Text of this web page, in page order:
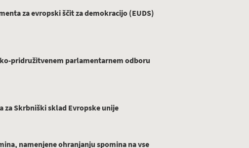
za evropski ščit za demokracijo (EUDS)
pridružitvenem parlamentarnem odboru
za Skrbniški sklad Evropske unije
namenjene ohranjanju spomina na vse